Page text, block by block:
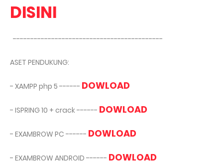
DISINI
-------------------------------------------
ASET PENDUKUNG:
- XAMPP php 5 ------ DOWLOAD
- ISPRING 10 + crack ------ DOWLOAD
- EXAMBROW PC ------ DOWLOAD
- EXAMBROW ANDROID ------ DOWLOAD